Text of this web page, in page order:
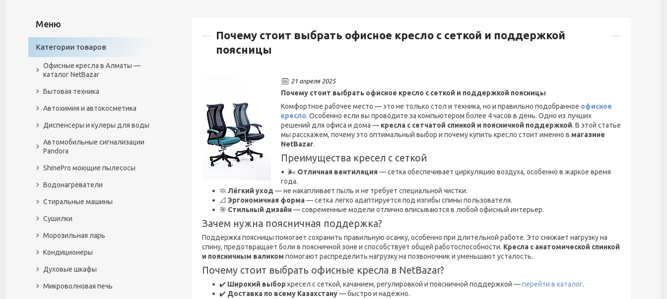
Почему стоит выбрать офисное кресло с сеткой и поддержкой
поясницы
21 апреля 2025
Почему стоит выбрать офисное кресло с сеткой и поддержкой поясницы
Комфортное рабочее место — это не только стол и техника, но и правильно подобранное офисное
кресло. Особенно если вы проводите за компьютером более 4 часов в день. Одно из лучших
решений для офиса и дома — кресла с сетчатой спинкой и поясничной поддержкой. В этой статье
мы расскажем, почему это оптимальный выбор и почему купить кресло стоит именно в магазине
NetBazar.
Преимущества кресел с сеткой
🌬️ Отличная вентиляция — сетка обеспечивает циркуляцию воздуха, особенно в жаркое время
года.
🧼 Лёгкий уход — не накапливает пыль и не требует специальной чистки.
📐 Эргономичная форма — сетка легко адаптируется под изгибы спины пользователя.
🎯 Стильный дизайн — современные модели отлично вписываются в любой офисный интерьер.
Зачем нужна поясничная поддержка?
Поддержка поясницы помогает сохранить правильную осанку, особенно при длительной работе. Это снижает нагрузку на
спину, предотвращает боли в поясничной зоне и способствует общей работоспособности. Кресла с анатомической спинкой
и поясничным валиком помогают распределить нагрузку на позвоночник и уменьшают усталость.
Почему стоит выбрать офисные кресла в NetBazar?
✔️ Широкий выбор кресел с сеткой, качанием, регулировкой и поясничной поддержкой —перейти в каталог.
✔️ Доставка по всему Казахстану— быстро и надёжно.
Категории товаров
Офисные кресла в Алматы —
каталог NetBazar
Бытовая техника
Автохимия и автокосметика
Диспенсеры и кулеры для воды
Автомобильные сигнализации
Pandora
ShinePro моющие пылесосы
Водонагреватели
Стиральные машины
Сушилки
Морозильная ларь
Кондиционеры
Духовые шкафы
Микроволновая печь